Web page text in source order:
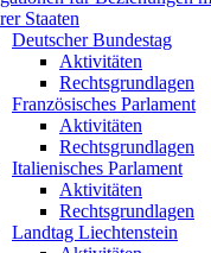
Staaten
Deutscher Bundestag
Aktivitäten
Rechtsgrundlagen
Französisches Parlament
Aktivitäten
Rechtsgrundlagen
Italienisches Parlament
Aktivitäten
Rechtsgrundlagen
Landtag Liechtenstein